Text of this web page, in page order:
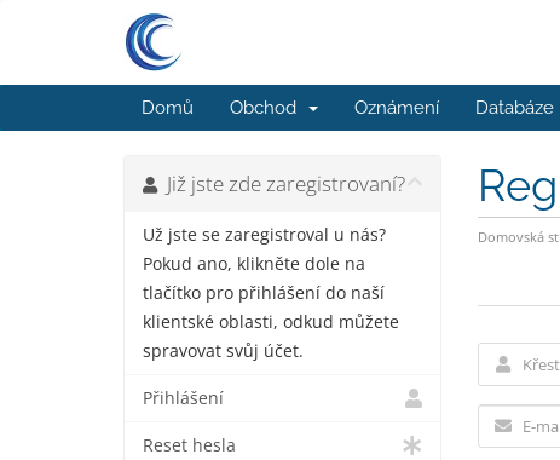
Domů Obchod Oznámení Databáze
Domovská
Již jste zde zaregistrovaní?
Už jste se zaregistroval u nás?
Pokud ano, klikněte dole na
tlačítko pro přihlášení do naší
klientské oblasti, odkud můžete
spravovat svůj účet.
Přihlášení
Reset hesla